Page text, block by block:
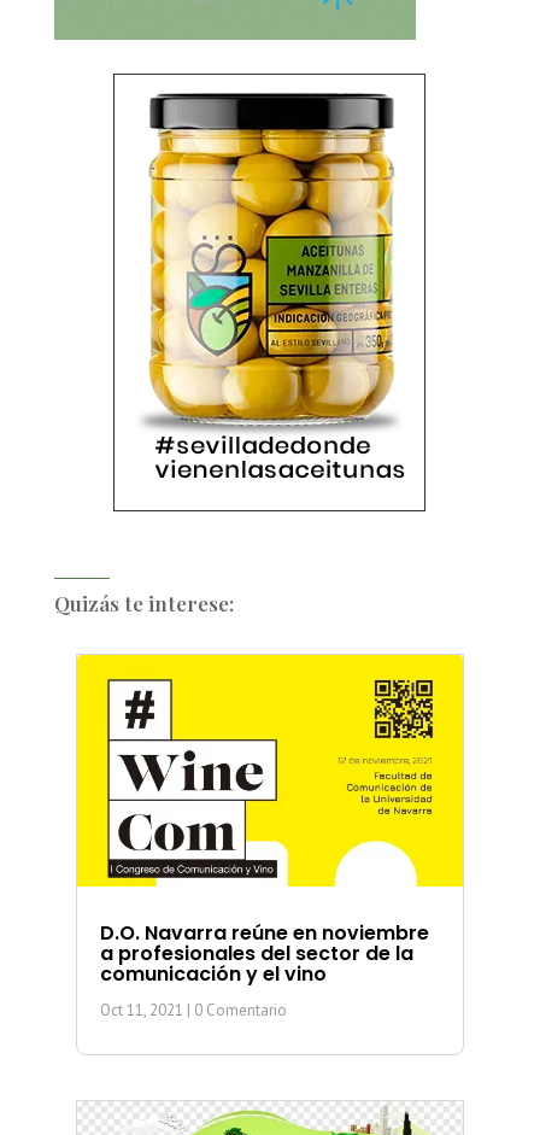
Quizás te interese:
D.O. Navarra reúne en noviembre
a profesionales del sector de la
comunicación y el vino
Oct 11, 2021 | 0 Comentario